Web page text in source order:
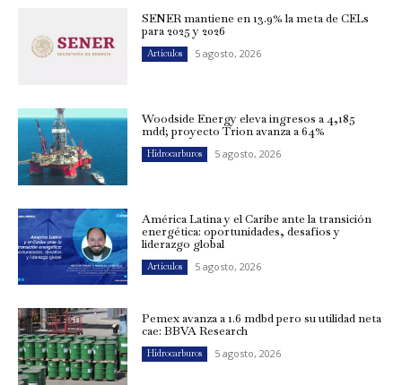
SENER mantiene en 13.9% la meta de CELs
para 2025 y 2026
Artículos 5 agosto, 2026
Woodside Energy eleva ingresos a 4,185
mdd; proyecto Trion avanza a 64%
Hidrocarburos 5 agosto, 2026
América Latina y el Caribe ante la transición
energética: oportunidades, desafíos y
liderazgo global
Artículos 5 agosto, 2026
Pemex avanza a 1.6 mdbd pero su utilidad neta
cae: BBVA Research
Hidrocarburos 5 agosto, 2026